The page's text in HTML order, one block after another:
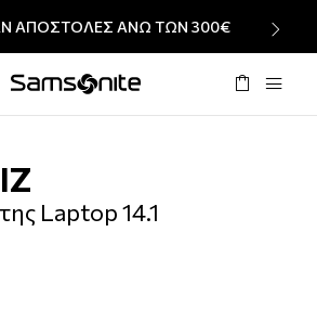
ΑΠΟΣΤΟΛΕΣ ΑΝΩ ΤΩΝ 300€
Laptop 14.1